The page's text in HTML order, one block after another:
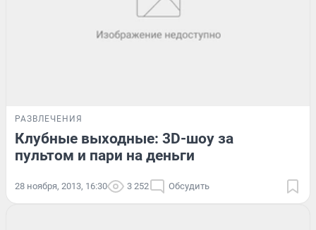
РАЗВЛЕЧЕНИЯ
Клубные выходные: 3D-шоу за
пультом и пари на деньги
28 ноября, 2013, 16:30 3 252 Обсудить